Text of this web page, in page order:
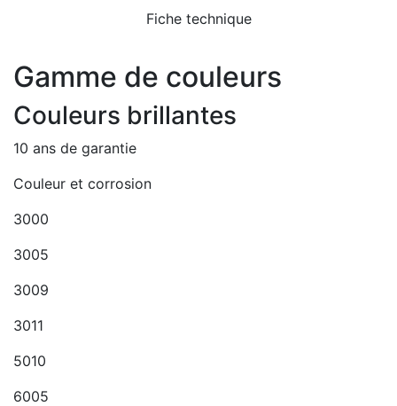
Fiche technique
Gamme de couleurs
Couleurs brillantes
10 ans de garantie
Couleur et corrosion
3000
3005
3009
3011
5010
6005